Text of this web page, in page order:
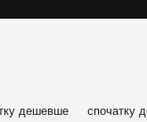
дешевше спочатку